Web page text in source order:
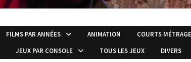
FILMS PAR ANNÉES ANIMATION COURTS
JEUX PAR CONSOLE TOUS LES JEUX DIVERS